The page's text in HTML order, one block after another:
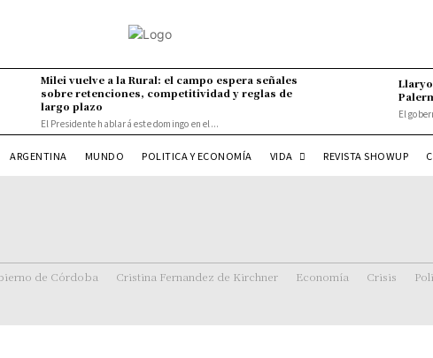
Milei vuelve a la Rural: el campo espera señales
sobre retenciones, competitividad y reglas de
largo plazo
El Presidente hablará este domingo en el...
El
ARGENTINA MUNDO POLITICA Y ECONOMÍA VIDA REVISTA SHOWUP
de Córdoba Cristina Fernandez de Kirchner Economía Crisis